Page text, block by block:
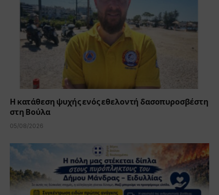
Η κατάθεση ψυχής ενός εθελοντή δασοπυροσβέστη
στη Βούλα
05/08/2026